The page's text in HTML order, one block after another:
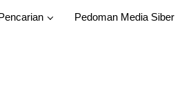
Pedoman Media Siber